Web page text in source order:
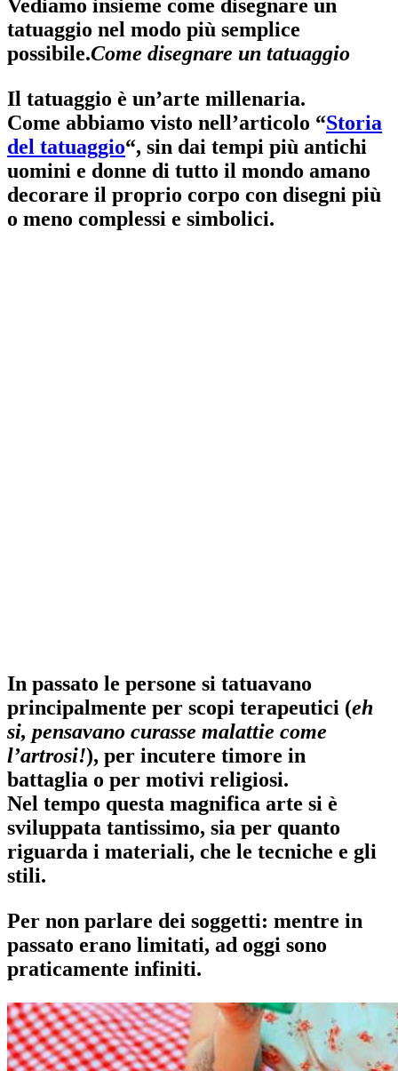
Vediamo insieme come disegnare un
tatuaggio nel modo più semplice
possibile.Come disegnare un tatuaggio
Il tatuaggio è un’arte millenaria.
Come abbiamo visto nell’articolo “Storia
del tatuaggio“, sin dai tempi più antichi
uomini e donne di tutto il mondo amano
decorare il proprio corpo con disegni più
o meno complessi e simbolici.
In passato le persone si tatuavano
principalmente per scopi terapeutici (eh
si, pensavano curasse malattie come
l’artrosi!), per incutere timore in
battaglia o per motivi religiosi.
Nel tempo questa magnifica arte si è
sviluppata tantissimo, sia per quanto
riguarda i materiali, che le tecniche e gli
stili.
Per non parlare dei soggetti: mentre in
passato erano limitati, ad oggi sono
praticamente infiniti.